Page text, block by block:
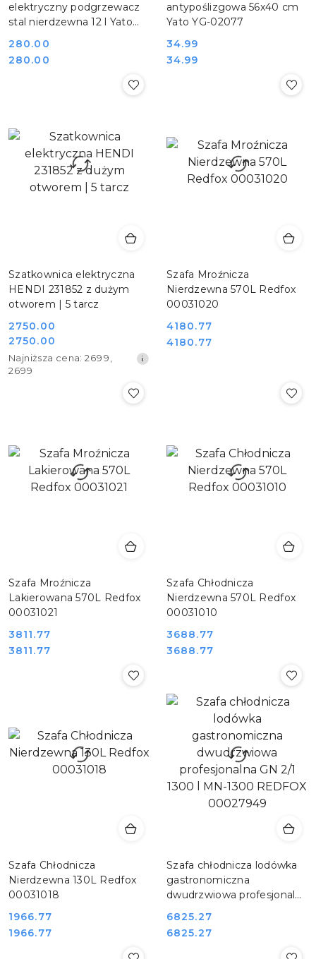
elektryczny podgrzewacz
stal nierdzewna 12 l Yato
Cena:
280.00
Cena:
280.00
antypoślizgowa 56x40 cm
Yato YG-02077
Cena:
34.99
Cena:
34.99
Szatkownica elektryczna
HENDI 231852 z dużym
otworem | 5 tarcz
Cena
2750.00
Cena
promocyjna:
2750.00
Najniższa
cena
Najniższa cena: 2699,
2699
Szafa Mroźnicza
Nierdzewna 570L Redfox
00031020
Cena:
4180.77
Cena:
4180.77
Szafa Mroźnicza
Lakierowana 570L Redfox
00031021
Cena:
3811.77
Cena:
3811.77
Szafa Chłodnicza
Nierdzewna 570L Redfox
00031010
Cena:
3688.77
Cena:
3688.77
Szafa Chłodnicza
Nierdzewna 130L Redfox
00031018
Cena:
1966.77
Cena:
1966.77
Szafa chłodnicza lodówka
gastronomiczna
dwudrzwiowa profesjonalna
Cena:
6825.27
Cena:
6825.27